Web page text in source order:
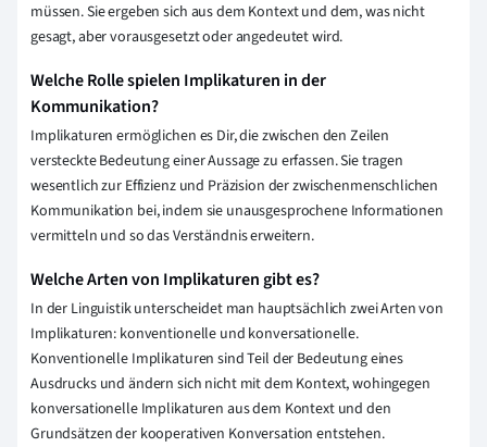
müssen. Sie ergeben sich aus dem Kontext und dem, was nicht
gesagt, aber vorausgesetzt oder angedeutet wird.
Welche Rolle spielen Implikaturen in der
Kommunikation?
Implikaturen ermöglichen es Dir, die zwischen den Zeilen
versteckte Bedeutung einer Aussage zu erfassen. Sie tragen
wesentlich zur Effizienz und Präzision der zwischenmenschlichen
Kommunikation bei, indem sie unausgesprochene Informationen
vermitteln und so das Verständnis erweitern.
Welche Arten von Implikaturen gibt es?
In der Linguistik unterscheidet man hauptsächlich zwei Arten von
Implikaturen: konventionelle und konversationelle.
Konventionelle Implikaturen sind Teil der Bedeutung eines
Ausdrucks und ändern sich nicht mit dem Kontext, wohingegen
konversationelle Implikaturen aus dem Kontext und den
Grundsätzen der kooperativen Konversation entstehen.